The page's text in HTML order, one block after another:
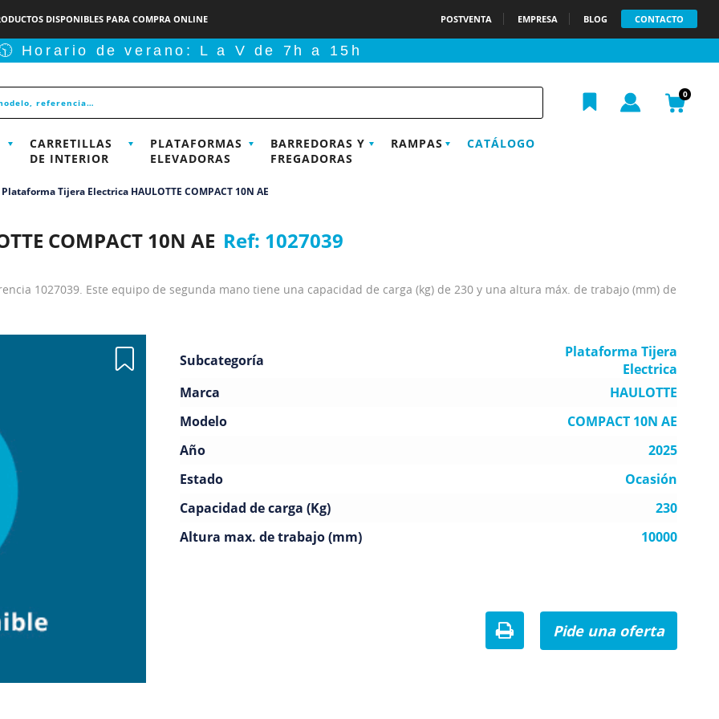
DISPONIBLES PARA COMPRA ONLINE POSTVENTA EMPRESA BLOG CONTACTO
Horario de verano: L a V de 7h a 15h
0
CARRETILLAS
DE INTERIOR
PLATAFORMAS
ELEVADORAS
BARREDORAS Y
FREGADORAS
RAMPAS CATÁLOGO
Plataforma Tijera Electrica HAULOTTE COMPACT 10N AE
COMPACT 10N AE Ref: 1027039
1027039. Este equipo de segunda mano tiene una capacidad de carga (kg) de 230 y una altura máx. de trabajo (mm) de
Subcategoría
Plataforma Tijera
Electrica
Marca
HAULOTTE
Modelo
COMPACT 10N AE
Año
2025
Estado
Ocasión
Capacidad de carga (Kg)
230
Altura max. de trabajo (mm)
10000
Pide una oferta